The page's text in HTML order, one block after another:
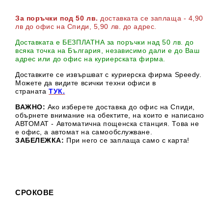
За поръчки под 50 лв. доставката се заплаща - 4,90
лв до офис на Спиди
, 5,90 лв. до адрес
Доставката е БЕЗПЛАТНА за поръчки над 50 лв. до
всяка точка на България, независимо дали е до Ваш
адрес или до офис на куриерската фирма.
Доставките се извършват с куриерска фирма Speedy.
Можете да видите всички техни офиси в
страната ТУК.
ВАЖНО: Ако изберете доставка до офис на Спиди,
обърнете внимание на обектите, на които е написано
АВТОМАТ - Автоматична пощенска станция. Това не
е офис, а автомат на самообслужване.
ЗАБЕЛЕЖКА: При него се заплаща само с карта!
СРОКОВЕ